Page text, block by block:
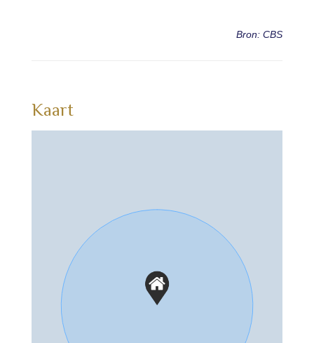
Bron: CBS
Kaart